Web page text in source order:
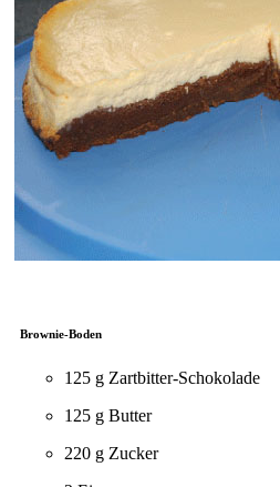
Brownie-Boden
125 g Zartbitter-Schokolade
125 g Butter
220 g Zucker